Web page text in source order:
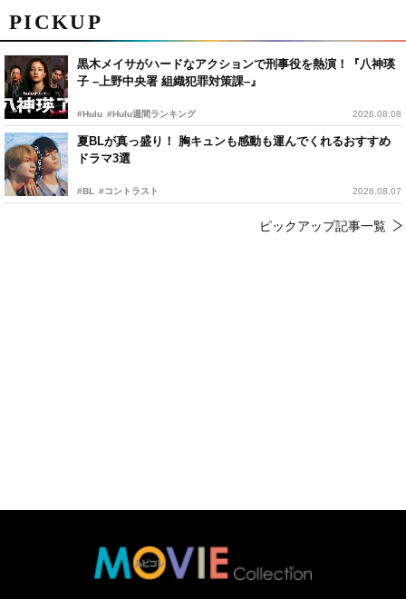
PICKUP
黒木メイサがハードなアクションで刑事役を熱演！『八神瑛
子 –上野中央署 組織犯罪対策課–』
#Hulu #Hulu週間ランキング 2026.08.08
夏BLが真っ盛り！ 胸キュンも感動も運んでくれるおすすめ
ドラマ3選
#BL #コントラスト 2026.08.07
ピックアップ記事一覧